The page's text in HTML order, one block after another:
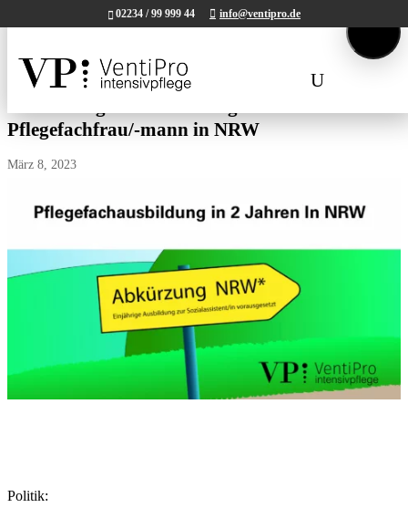
02234 / 99 999 44.Mail:kontakt@ventipro.de
02234 / 99 999 44 info@ventipro.de
Pflegefachfrau/-mann in NRW
März 8, 2023
Politik: